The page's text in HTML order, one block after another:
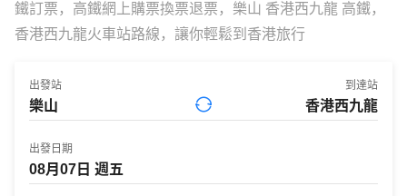
鐵訂票，高鐵網上購票換票退票，樂山 香港西九龍 高鐵，
香港西九龍火車站路線，讓你輕鬆到香港旅行
出發站 到達站
出發日期